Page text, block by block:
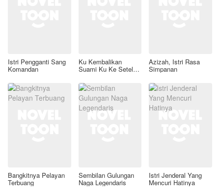
Istri Pengganti Sang
Komandan
Ku Kembalikan
Suami Ku Ke Setelan
Azizah, Istri Rasa
Simpanan
Bangkitnya Pelayan
Terbuang
Sembilan Gulungan
Naga Legendaris
Istri Jenderal Yang
Mencuri Hatinya